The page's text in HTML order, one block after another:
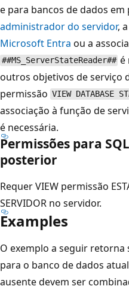
e para bancos de dados em
administrador do servidor,
Microsoft Entra ou a
##MS_ServerStateReader## é
outros objetivos de serviço
permissão VIEW DATABASE
associação à função de
é necessária.
Permissões para
posterior
Requer VIEW permissão
SERVIDOR no servidor.
Examples
O exemplo a seguir retorna
para o banco de dados
ausente devem ser